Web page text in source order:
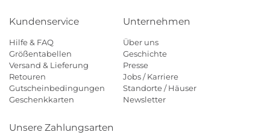
Kundenservice
Hilfe & FAQ
Größentabellen
Versand & Lieferung
Retouren
Gutscheinbedingungen
Geschenkkarten
Unternehmen
Über uns
Geschichte
Presse
Jobs / Karriere
Standorte / Häuser
Newsletter
Unsere Zahlungsarten